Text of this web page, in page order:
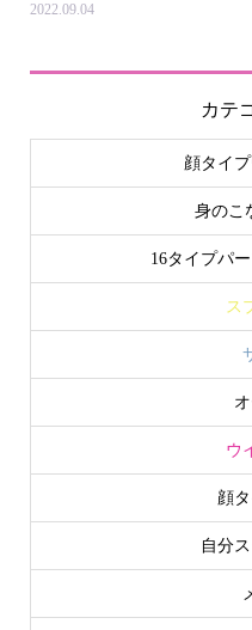
2022.09.04
カテ
顔タイ
身のこ
16タイプパ
ス
ウ
顔
自分